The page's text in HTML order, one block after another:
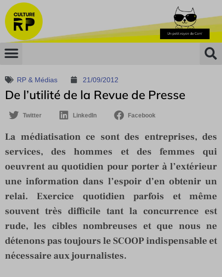
RP & Médias 21/09/2012
De l’utilité de la Revue de Presse
Twitter LinkedIn Facebook
La médiatisation ce sont des entreprises, des
services, des hommes et des femmes qui
oeuvrent au quotidien pour porter à l’extérieur
une information dans l’espoir d’en obtenir un
relai. Exercice quotidien parfois et même
souvent très difficile tant la concurrence est
rude, les cibles nombreuses et que nous ne
détenons pas toujours le SCOOP indispensable et
nécessaire aux journalistes.